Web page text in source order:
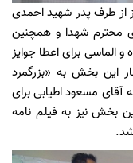
از طرف پدر شهید احمدی
محترم شهدا و همچنین
الماسی برای اعطا جوایز
این بخش به «بزرگمرد
مسعود اطیابی برای
بخش نیز به فیلم نامه